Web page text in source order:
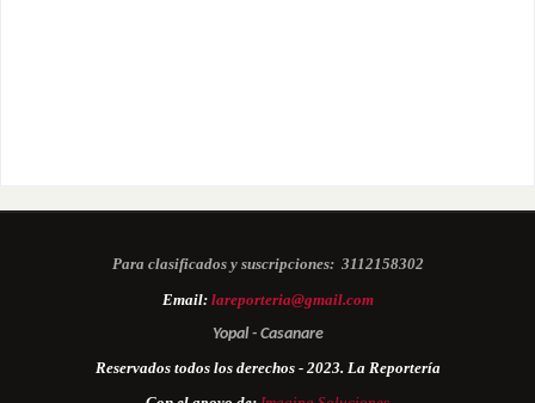
Para clasificados y suscripciones: 3112158302
Email: lareporteria@gmail.com
Yopal - Casanare
Reservados todos los derechos - 2023. La Reportería